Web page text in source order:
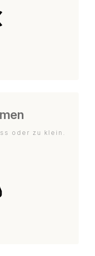
oder zu klein.